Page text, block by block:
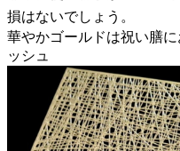
損はないでしょう。
華やかゴールドは祝い膳
ッシュ